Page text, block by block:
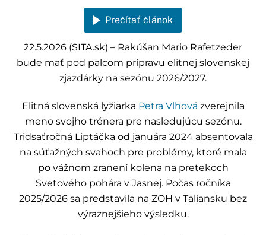
Prečítať článok
22.5.2026 (SITA.sk) – Rakúšan Mario Rafetzeder
bude mať pod palcom prípravu elitnej slovenskej
zjazdárky na sezónu 2026/2027.
Elitná slovenská lyžiarka Petra Vlhová zverejnila
meno svojho trénera pre nasledujúcu sezónu.
Tridsaťročná Liptáčka od januára 2024 absentovala
na súťažných svahoch pre problémy, ktoré mala
po vážnom zranení kolena na pretekoch
Svetového pohára v Jasnej. Počas ročníka
2025/2026 sa predstavila na ZOH v Taliansku bez
výraznejšieho výsledku.